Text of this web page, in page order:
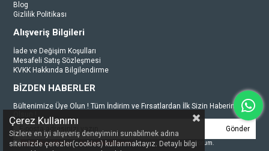
Blog
Gizlilik Politikası
Alışveriş Bilgileri
İade ve Değişim Koşulları
Mesafeli Satış Sözleşmesi
KVKK Hakkında Bilgilendirme
BİZDEN HABERLER
Bültenimize Üye Olun ! Tüm İndirim ve Fırsatlardan İlk Sizin Haberiniz
Gönder
Üyelik koşullarınıvekişisel verileriminkorunmasını kabul ediyorum.
Çerez Kullanımı
Sizlere en iyi alışveriş deneyimini sunabilmek adına
sitemizde çerezler(cookies) kullanmaktayız. Detaylı bilgi